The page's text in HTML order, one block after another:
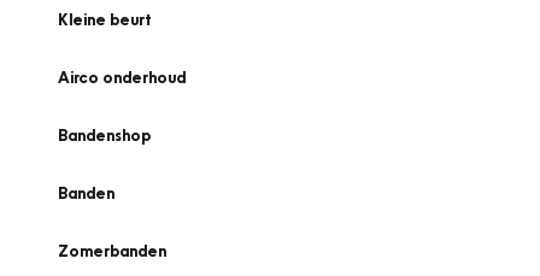
Kleine beurt
Airco onderhoud
Bandenshop
Banden
Zomerbanden